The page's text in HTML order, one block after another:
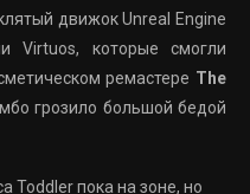
движок Unreal Engine
Virtuos, которые смогли
ремастере The
грозило большой бедой